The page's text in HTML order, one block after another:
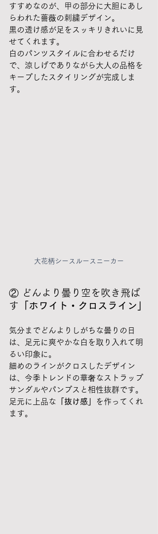
すすめなのが、甲の部分に大胆にあし
らわれた薔薇の刺繍デザイン。
黒の透け感が足をスッキリきれいに見
せてくれます。
白のパンツスタイルに合わせるだけ
で、涼しげでありながら大人の品格を
キープしたスタイリングが完成しま
す。
大花柄シースルースニーカー
② どんより曇り空を吹き飛ば
す 「ホワイト・クロスライン」
気分までどんよりしがちな曇りの日
は、足元に爽やかな白を取り入れて明
るい印象に。
細めのラインがクロスしたデザイン
は、今季トレンドの華奢なストラップ
サンダルやパンプスと相性抜群です。
足元に上品な 「抜け感」
を作ってくれ
ます。